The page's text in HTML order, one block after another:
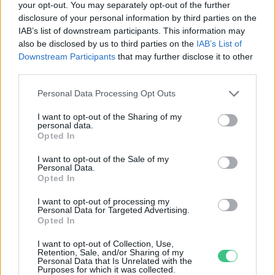
your opt-out. You may separately opt-out of the further
disclosure of your personal information by third parties on the
IAB’s list of downstream participants. This information may
also be disclosed by us to third parties on the IAB’s List of
Downstream Participants that may further disclose it to other
Personal Data Processing Opt Outs
I want to opt-out of the Sharing of my
personal data.
Opted In
I want to opt-out of the Sale of my
Personal Data.
Opted In
I want to opt-out of processing my
Personal Data for Targeted Advertising.
Opted In
I want to opt-out of Collection, Use,
Retention, Sale, and/or Sharing of my
Personal Data that Is Unrelated with the
Purposes for which it was collected.
meglátogatni
ÉLŐ BOLYGÓNK 5 perc
Holnapután